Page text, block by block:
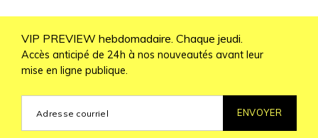
VIP PREVIEW hebdomadaire. Chaque jeudi.
Accès anticipé de 24h à nos nouveautés avant leur
mise en ligne publique.
ENVOYER